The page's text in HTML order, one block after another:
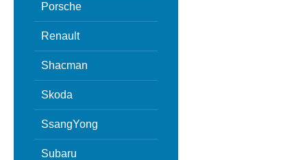
Porsche
Renault
Shacman
Skoda
SsangYong
Subaru